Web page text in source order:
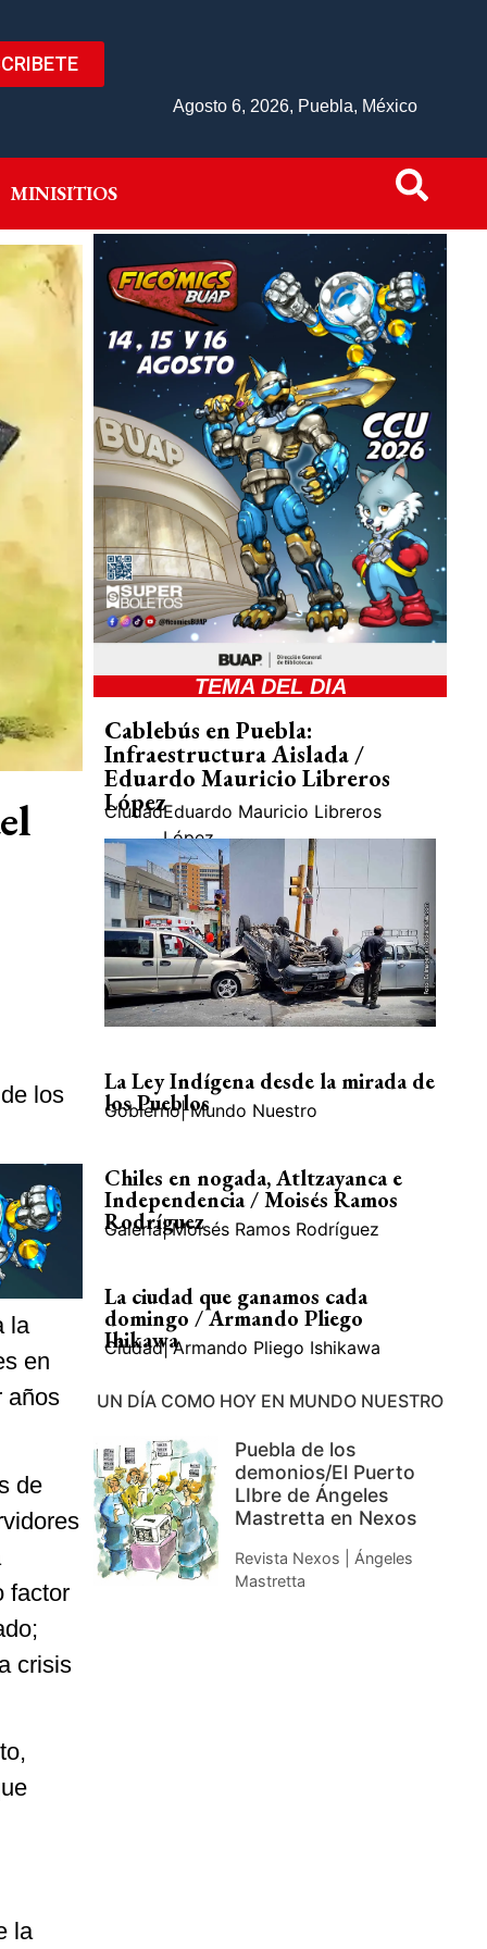
Agosto 6, 2026, Puebla, México
MINISITIOS
MINISITIOS
los
la
en
años
de
factor
crisis
la
TEMA DEL DIA
Cablebús en Puebla:
Infraestructura Aislada /
Eduardo Mauricio Libreros
López
CiudadEduardo Mauricio Libreros
López
La Ley Indígena desde la mirada de
los Pueblos
Gobierno| Mundo Nuestro
Chiles en nogada, Atltzayanca e
Independencia / Moisés Ramos
Rodríguez
Galería| Moisés Ramos Rodríguez
La ciudad que ganamos cada
domingo / Armando Pliego
Ihikawa
Ciudad| Armando Pliego Ishikawa
UN DÍA COMO HOY EN MUNDO NUESTRO
Puebla de los
demonios/El Puerto
LIbre de Ángeles
Mastretta en Nexos
Revista Nexos | Ángeles
Mastretta